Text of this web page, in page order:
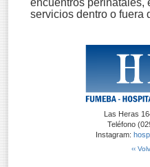
encuentros perinatales,
servicios dentro o fuera
Las Heras
Teléfono
Instagram:
‹‹